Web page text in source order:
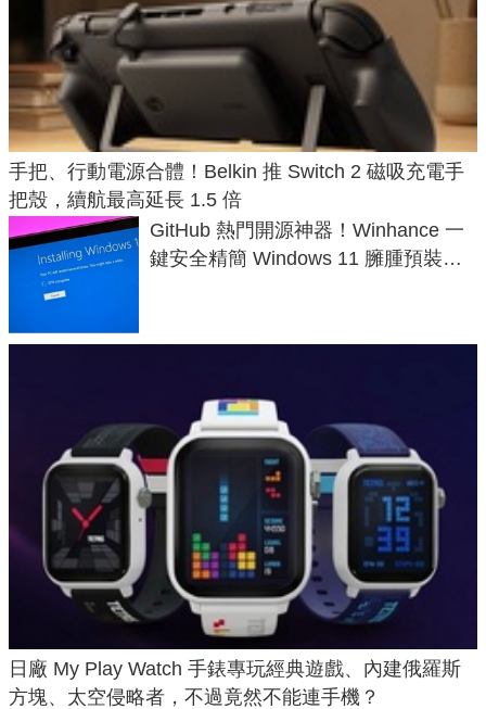
手把、行動電源合體！Belkin 推 Switch 2 磁吸充電手
把殼，續航最高延長 1.5 倍
GitHub 熱門開源神器！Winhance 一
鍵安全精簡 Windows 11 臃腫預裝軟
日廠 My Play Watch 手錶專玩經典遊戲、內建俄羅斯
方塊、太空侵略者，不過竟然不能連手機？